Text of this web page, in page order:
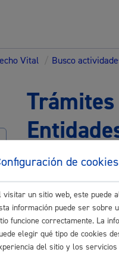
Vital / Busco
Infancia
Artikutza-
de cookies
visitar un sitio web, este puede
información puede ser sobre
funcione correctamente. La
elegir qué tipo de cookies
del sitio y los